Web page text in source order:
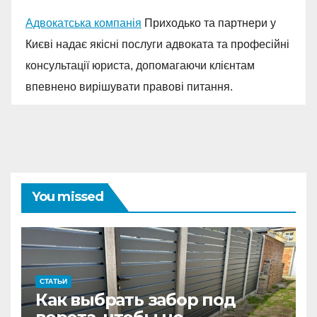
Адвокатська компанія Приходько та партнери у
Києві надає якісні послуги адвоката та професійні
консультації юриста, допомагаючи клієнтам
впевнено вирішувати правові питання.
You missed
СТАТЬИ
Как выбрать забор под